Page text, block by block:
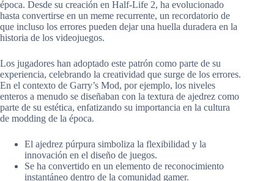
época. Desde su creación en Half-Life 2, ha evolucionado
hasta convertirse en un meme recurrente, un recordatorio de
que incluso los errores pueden dejar una huella duradera en la
historia de los videojuegos.
Los jugadores han adoptado este patrón como parte de su
experiencia, celebrando la creatividad que surge de los errores.
En el contexto de Garry’s Mod, por ejemplo, los niveles
enteros a menudo se diseñaban con la textura de ajedrez como
parte de su estética, enfatizando su importancia en la cultura
de modding de la época.
El ajedrez púrpura simboliza la flexibilidad y la
innovación en el diseño de juegos.
Se ha convertido en un elemento de reconocimiento
instantáneo dentro de la comunidad gamer.